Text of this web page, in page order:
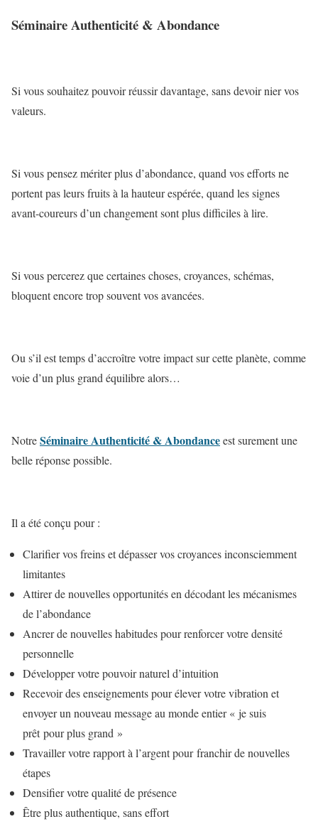
Séminaire Authenticité & Abondance
Si vous souhaitez pouvoir réussir davantage, sans devoir nier vos
valeurs.
Si vous pensez mériter plus d’abondance, quand vos efforts ne
portent pas leurs fruits à la hauteur espérée, quand les signes
avant-coureurs d’un changement sont plus difficiles à lire.
Si vous percerez que certaines choses, croyances, schémas,
bloquent encore trop souvent vos avancées.
Ou s’il est temps d’accroître votre impact sur cette planète, comme
voie d’un plus grand équilibre alors…
NotreSéminaire Authenticité & Abondanceest surement une
belle réponse possible.
Il a été conçu pour :
Clarifier vos freins et dépasser vos croyances inconsciemment
limitantes
Attirer de nouvelles opportunités en décodant les mécanismes
de l’abondance
Ancrer de nouvelles habitudes pour renforcer votre densité
personnelle
Développer votre pouvoir naturel d’intuition
Recevoir des enseignements pour élever votre vibration et
envoyer un nouveau message au monde entier « je suis
prêt pour plus grand »
Travailler votre rapport à l’argent pour franchir de nouvelles
étapes
Densifier votre qualité de présence
Être plus authentique, sans effort